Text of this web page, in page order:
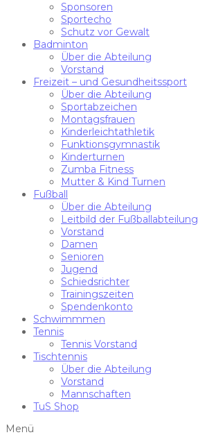
Sponsoren
Sportecho
Schutz vor Gewalt
Badminton
Über die Abteilung
Vorstand
Freizeit – und Gesundheitssport
Über die Abteilung
Sportabzeichen
Montagsfrauen
Kinderleichtathletik
Funktionsgymnastik
Kinderturnen
Zumba Fitness
Mutter & Kind Turnen
Fußball
Über die Abteilung
Leitbild der Fußballabteilung
Vorstand
Damen
Senioren
Jugend
Schiedsrichter
Trainingszeiten
Spendenkonto
Schwimmmen
Tennis
Tennis Vorstand
Tischtennis
Über die Abteilung
Vorstand
Mannschaften
TuS Shop
Menü